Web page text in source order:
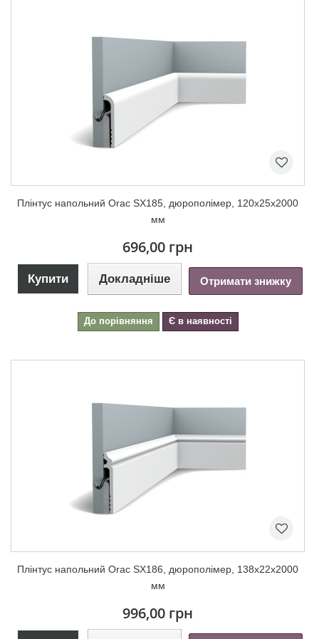
Плінтус напольний Orac SX185, дюрополімер, 120х25х2000
мм
696,00 грн
Купити Докладніше Отримати знижку
До порівняння Є в наявності
Плінтус напольний Orac SX186, дюрополімер, 138х22х2000
мм
996,00 грн